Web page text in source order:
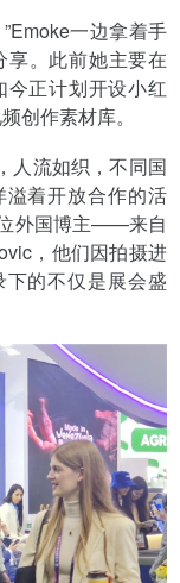
一边拿着手
享。此前她主要在
今正计划开设小红
创作素材库。
人流如织，不同国
着开放合作的活
外国博主——来自
，他们因拍摄进
的不仅是展会盛